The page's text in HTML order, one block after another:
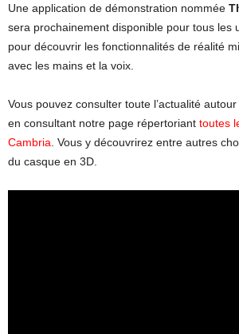
Une application de démonstration nommée
sera prochainement disponible pour tous les
pour découvrir les fonctionnalités de réalité
avec les mains et la voix.
Vous pouvez consulter toute l’actualité
en consultant notre page répertoriant toutes
Cambria . Vous y découvrirez entre autres
du casque en 3D.